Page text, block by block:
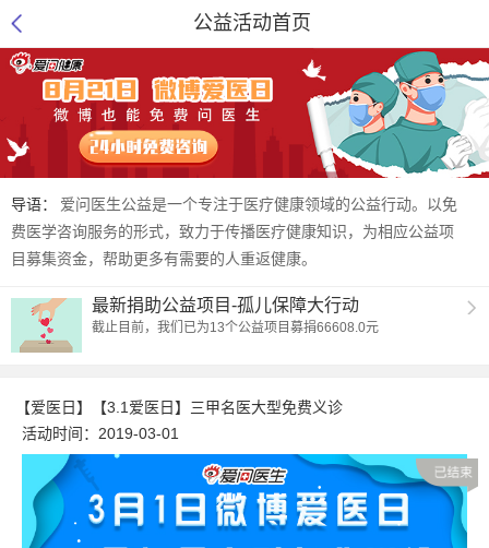
公益活动首页
导语：
爱问医生公益是一个专注于医疗健康领域的公益行动。以免
费医学咨询服务的形式，致力于传播医疗健康知识，为相应公益项
目募集资金，帮助更多有需要的人重返健康。
最新捐助公益项目-孤儿保障大行动
截止目前，我们已为13个公益项目募捐66608.0元
【爱医日】【3.1爱医日】三甲名医大型免费义诊
活动时间： 2019-03-01